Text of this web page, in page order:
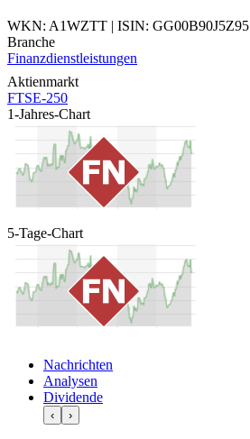
WKN: A1WZTT | ISIN: GG00B90J5Z95
Branche
Finanzdienstleistungen
Aktienmarkt
FTSE-250
1-Jahres-Chart
5-Tage-Chart
Nachrichten
Analysen
Dividende
‹ ›